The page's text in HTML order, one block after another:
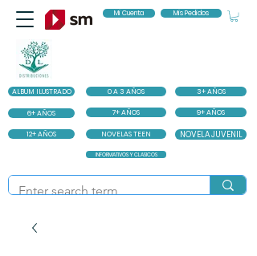
ALBUM ILUSTRADO 0 A 3 AÑOS 3+ AÑOS
6+ AÑOS 7+ AÑOS 9+ AÑOS
12+ AÑOS NOVELAS TEEN NOVELA JUVENIL
INFORMATIVOS Y CLASICOS
Mi Cuenta Mis Pedidos